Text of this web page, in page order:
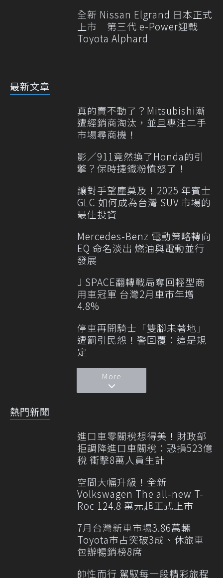
全新 Nissan Elgrand 日本正式
上市 第三代 e-Power迎戰
Toyota Alphard
最新文章
真的賣不動了？Mitsubishi漸
遭經銷商淘汰，並且專注二手
市場尋商機！
影／911竟然換了Honda的引
擎？保時捷鐵粉憤怒了！
讓對手望塵莫及！2025 年賓士
GLC 如何成為台灣 SUV 市場的
最佳投資
Mercedes-Benz 電動策略轉向
EQ 命名淡出 燃油與電動並行
發展
J SPACE翻轉戰局奪回輕型商
用車冠軍 台灣2月車市年增
4.8%
停車再開騎士「雙腳未著地」
遭罰引民怨！警回覆：這是規
定
More
熱門新聞
進口車零關稅想得美！財政部
拒調降進口車關稅：恐損523億
稅 衝擊8萬人員生計
空間大幅升級！全新
Volkswagen The all-new T-
Roc 124.8 萬元起正式上市
7月台灣新車市場3.86萬輛
Toyota市占突破3成、休旅車
包辦暢銷榜8席
帥性而行 駕馭每一段精彩旅程